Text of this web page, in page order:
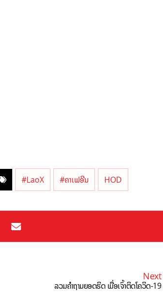
#LaoX #ຄາເຟອີນ HOD
Next
ລວມຄຳຖາມຍອດຮິດ ເມື່ອເຈົ້າຕິດໂຄວິດ-19